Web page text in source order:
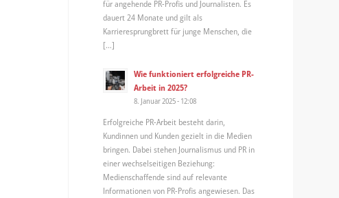
für angehende PR-Profis und Journalisten. Es
dauert 24 Monate und gilt als
Karrieresprungbrett für junge Menschen, die
[…]
Wie funktioniert erfolgreiche PR-
Arbeit in 2025?
8. Januar 2025 - 12:08
Erfolgreiche PR-Arbeit besteht darin,
Kundinnen und Kunden gezielt in die Medien
bringen. Dabei stehen Journalismus und PR in
einer wechselseitigen Beziehung:
Medienschaffende sind auf relevante
Informationen von PR-Profis angewiesen. Das